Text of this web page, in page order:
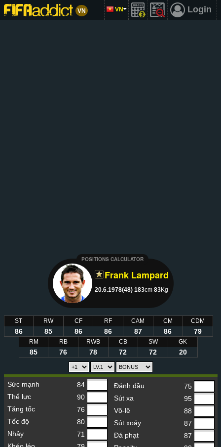
VN VN Login
POSITIONS CALCULATOR
Frank Lampard
20.6.1978(48) 183cm 83Kg
ST
86
RW
85
CF
86
RF
86
CAM
87
CM
86
CDM
79
RM
85
RB
76
RWB
78
CB
72
SW
72
GK
20
Sức mạnh
84
Thể lực
90
Tăng tốc
76
Tốc độ
80
Nhảy
71
Đánh đầu
75
Sút xa
95
Vô-lê
88
Sút xoáy
87
Đá phạt
87